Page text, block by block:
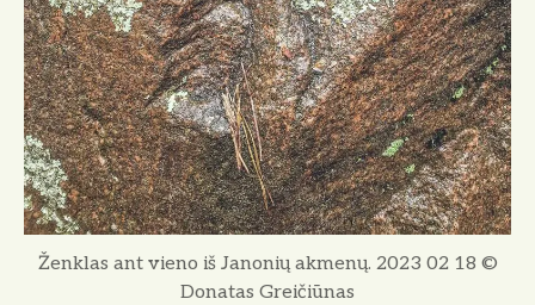
Ženklas ant vieno iš Janonių akmenų. 2023 02 18 ©
Donatas Greičiūnas